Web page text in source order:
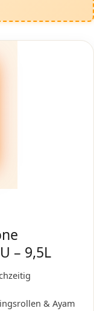
– 9,5L
& Ayam